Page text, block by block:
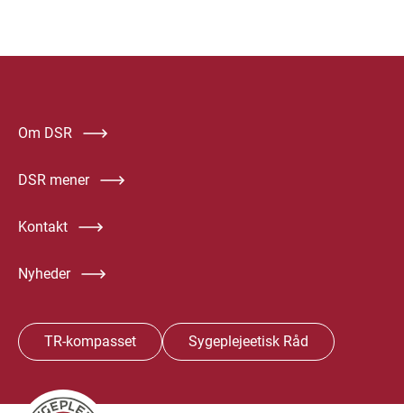
Om DSR
DSR mener
Kontakt
Nyheder
TR-kompasset Sygeplejeetisk Råd